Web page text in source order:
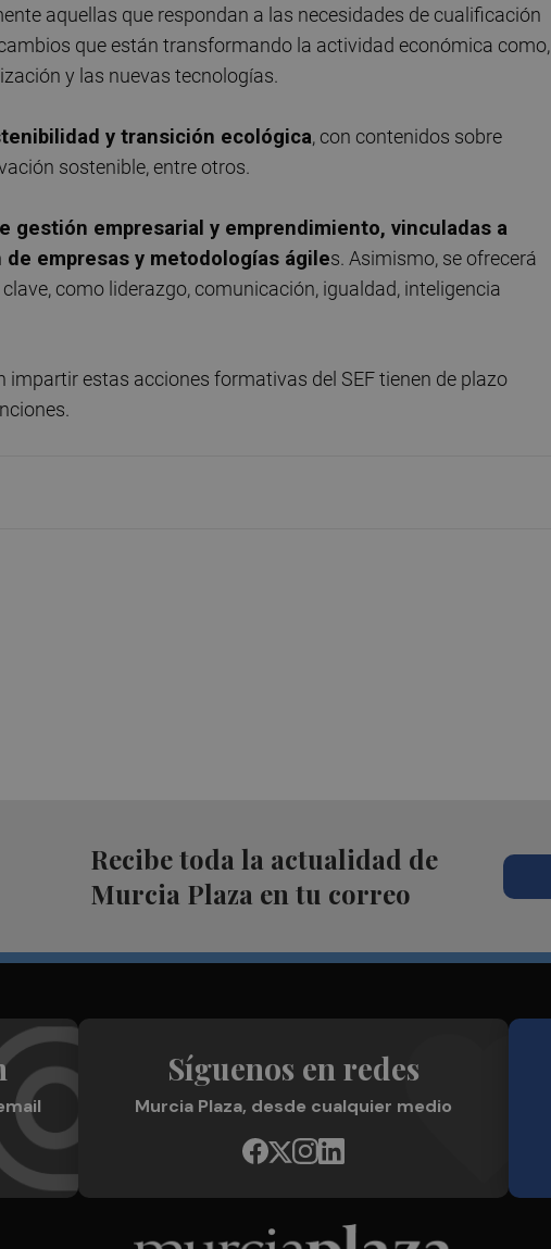
aquellas que respondan a las necesidades de cualificación
que están transformando la actividad económica como,
y las nuevas tecnologías.
y transición ecológica, con contenidos sobre
sostenible, entre otros.
gestión empresarial y emprendimiento, vinculadas a
empresas y metodologías ágiles. Asimismo, se ofrecerá
como liderazgo, comunicación, igualdad, inteligencia
estas acciones formativas del SEF tienen de plazo
Recibe toda la actualidad de
Murcia Plaza en tu correo
Síguenos en redes
Murcia Plaza, desde cualquier medio